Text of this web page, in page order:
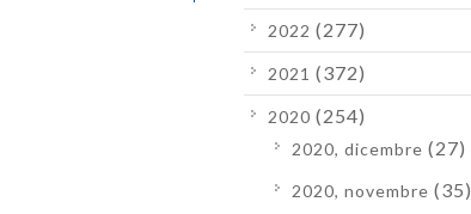
2022 (277)
2021 (372)
2020 (254)
2020, dicembre (27)
2020, novembre (35)